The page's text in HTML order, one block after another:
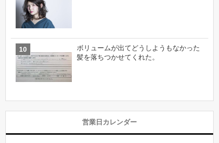
ボリュームが出てどうしようもなかった
髪を落ちつかせてくれた。
営業日カレンダー